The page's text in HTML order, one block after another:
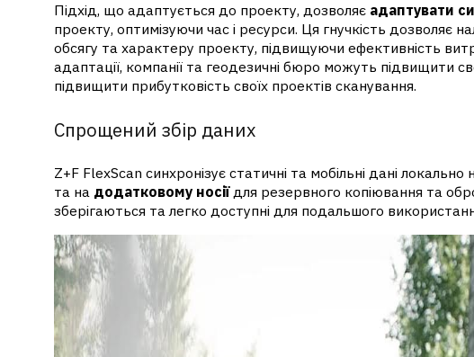
Підхід, що адаптується до проекту, дозволяє адаптувати
проекту, оптимізуючи час і ресурси. Ця гнучкість дозволяє
обсягу та характеру проекту, підвищуючи ефективність
адаптації, компанії та геодезичні бюро можуть підвищити
підвищити прибутковість своїх проектів сканування.
Спрощений збір даних
Z+F FlexScan синхронізує статичні та мобільні дані локально
та на додатковому носіїдля резервного копіювання та
зберігаються та легко доступні для подальшого